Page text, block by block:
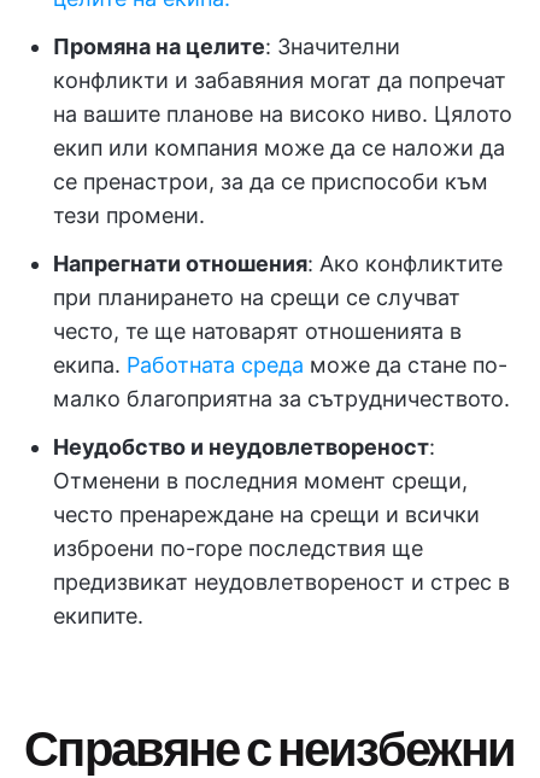
Промяна на целите: Значителни
конфликти и забавяния могат да попречат
на вашите планове на високо ниво. Цялото
екип или компания може да се наложи да
се пренастрои, за да се приспособи към
тези промени.
Напрегнати отношения: Ако конфликтите
при планирането на срещи се случват
често, те ще натоварят отношенията в
екипа. Работната среда може да стане по-
малко благоприятна за сътрудничеството.
Неудобство и неудовлетвореност:
Отменени в последния момент срещи,
често пренареждане на срещи и всички
изброени по-горе последствия ще
предизвикат неудовлетвореност и стрес в
екипите.
Справяне с неизбежни